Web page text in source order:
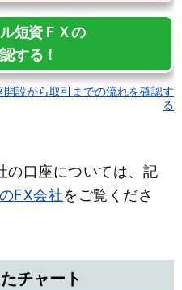
短資ＦＸの
する！
設から取引までの流れを確認す
る
の口座については、記
FX会社をご覧くださ
チャート